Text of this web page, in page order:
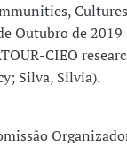
Outubro de 2019
CIEO
Silva, Silvia).